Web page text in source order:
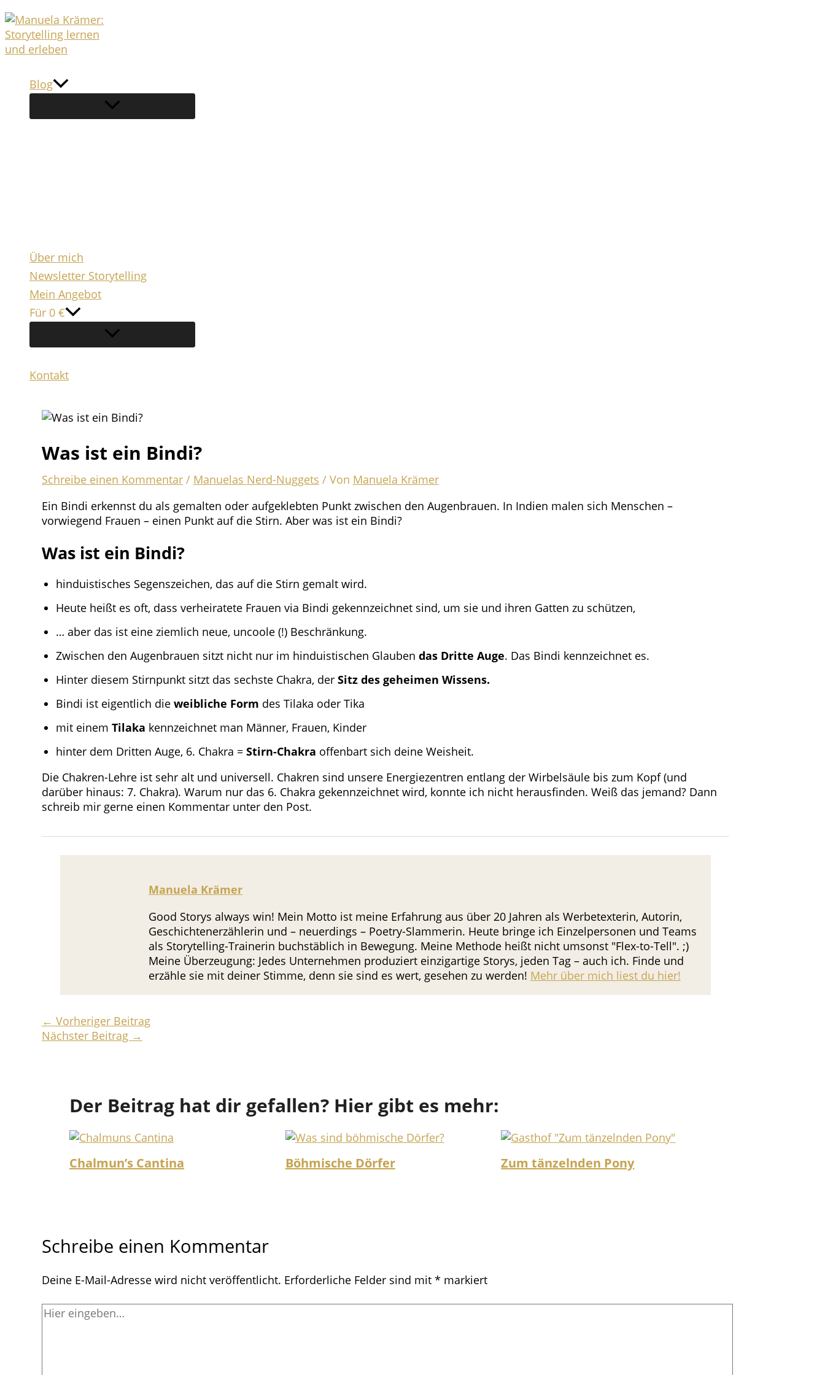
Zum
Inhalt
springen
Blog
Über mich
Newsletter Storytelling
Mein Angebot
Für 0 €
Kontakt
Was ist ein Bindi?
Schreibe einen Kommentar / Manuelas Nerd-Nuggets / Von Manuela Krämer
Ein Bindi erkennst du als gemalten oder aufgeklebten Punkt zwischen den Augenbrauen. In Indien malen sich Menschen –
vorwiegend Frauen – einen Punkt auf die Stirn. Aber was ist ein Bindi?
Was ist ein Bindi?
hinduistisches Segenszeichen, das auf die Stirn gemalt wird.
Heute heißt es oft, dass verheiratete Frauen via Bindi gekennzeichnet sind, um sie und ihren Gatten zu schützen,
… aber das ist eine ziemlich neue, uncoole (!) Beschränkung.
Zwischen den Augenbrauen sitzt nicht nur im hinduistischen Glaubendas Dritte Auge. Das Bindi kennzeichnet es.
Hinter diesem Stirnpunkt sitzt das sechste Chakra, derSitz des geheimen Wissens.
Bindi ist eigentlich dieweibliche Form des Tilaka oder Tika
mit einemTilaka kennzeichnet man Männer, Frauen, Kinder
hinter dem Dritten Auge, 6. Chakra =Stirn-Chakra offenbart sich deine Weisheit.
Die Chakren-Lehre ist sehr alt und universell. Chakren sind unsere Energiezentren entlang der Wirbelsäule bis zum Kopf (und
darüber hinaus: 7. Chakra). Warum nur das 6. Chakra gekennzeichnet wird, konnte ich nicht herausfinden. Weiß das jemand? Dann
schreib mir gerne einen Kommentar unter den Post.
Manuela Krämer
Good Storys always win! Mein Motto ist meine Erfahrung aus über 20 Jahren als Werbetexterin, Autorin,
Geschichtenerzählerin und – neuerdings – Poetry-Slammerin. Heute bringe ich Einzelpersonen und Teams
als Storytelling-Trainerin buchstäblich in Bewegung. Meine Methode heißt nicht umsonst "Flex-to-Tell". ;)
Meine Überzeugung: Jedes Unternehmen produziert einzigartige Storys, jeden Tag – auch ich. Finde und
erzähle sie mit deiner Stimme, denn sie sind es wert, gesehen zu werden! Mehr über mich liest du hier!
← Vorheriger Beitrag
Nächster Beitrag →
Der Beitrag hat dir gefallen? Hier gibt es mehr:
Chalmun’s Cantina Böhmische Dörfer Zum tänzelnden Pony
Schreibe einen Kommentar
Deine E-Mail-Adresse wird nicht veröffentlicht. Erforderliche Felder sind mit * markiert
Hier